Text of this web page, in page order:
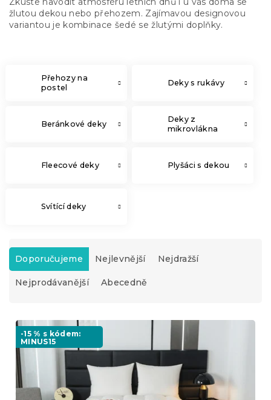
žlutou dekou nebo přehozem. Zajímavou designovou
variantou je kombinace šedé se žlutými doplňky.
Přehozy na
postel
Deky s rukávy
Beránkové deky
Deky z
mikrovlákna
Fleecové deky Plyšáci s dekou
Svítící deky
Ř
z
e
p
o
d
u
k
Doporučujeme Nejlevnější Nejdražší
Nejprodávanější Abecedně
V
p
p
-15 % s kódem:
MINUS15